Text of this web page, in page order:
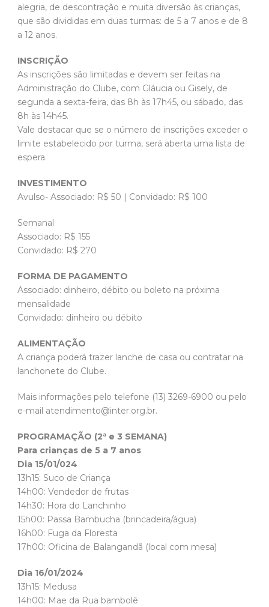
alegria, de descontração e muita diversão às crianças,
que são divididas em duas turmas: de 5 a 7 anos e de 8
a 12 anos.
INSCRIÇÃO
As inscrições são limitadas e devem ser feitas na
Administração do Clube, com Gláucia ou Gisely, de
segunda a sexta-feira, das 8h às 17h45, ou sábado, das
8h às 14h45.
Vale destacar que se o número de inscrições exceder o
limite estabelecido por turma, será aberta uma lista de
espera.
INVESTIMENTO
Avulso- Associado: R$ 50 | Convidado: R$ 100
Semanal
Associado: R$ 155
Convidado: R$ 270
FORMA DE PAGAMENTO
Associado: dinheiro, débito ou boleto na próxima
mensalidade
Convidado: dinheiro ou débito
ALIMENTAÇÃO
A criança poderá trazer lanche de casa ou contratar na
lanchonete do Clube.
Mais informações pelo telefone (13) 3269-6900 ou pelo
e-mail atendimento@inter.org.br.
PROGRAMAÇÃO (2ª e 3 SEMANA)
Para crianças de 5 a 7 anos
Dia 15/01/024
13h15: Suco de Criança
14h00: Vendedor de frutas
14h30: Hora do Lanchinho
15h00: Passa Bambucha (brincadeira/água)
16h00: Fuga da Floresta
17h00: Oficina de Balangandã (local com mesa)
Dia 16/01/2024
13h15: Medusa
14h00: Mae da Rua bambolê